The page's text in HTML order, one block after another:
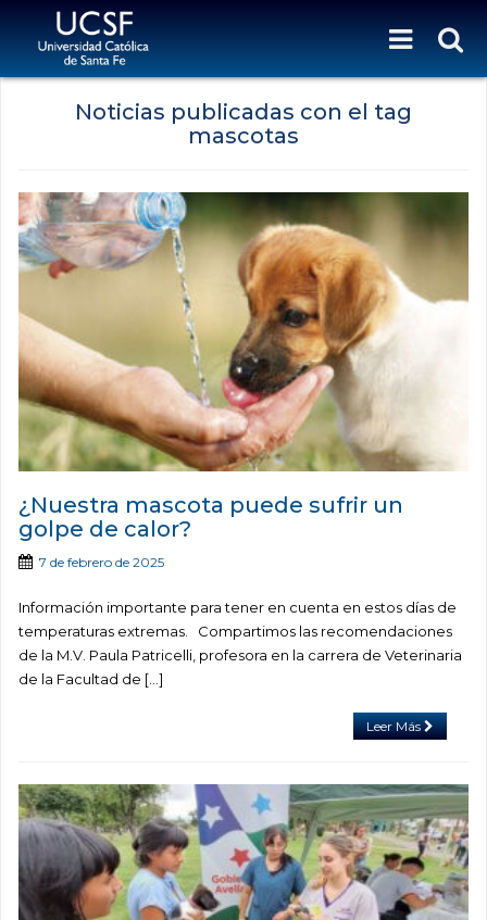
Noticias publicadas con el tag
mascotas
¿Nuestra mascota puede sufrir un
golpe de calor?
7 de febrero de 2025
Información importante para tener en cuenta en estos días de
temperaturas extremas. Compartimos las recomendaciones
de la M.V. Paula Patricelli, profesora en la carrera de Veterinaria
de la Facultad de […]
Leer Más